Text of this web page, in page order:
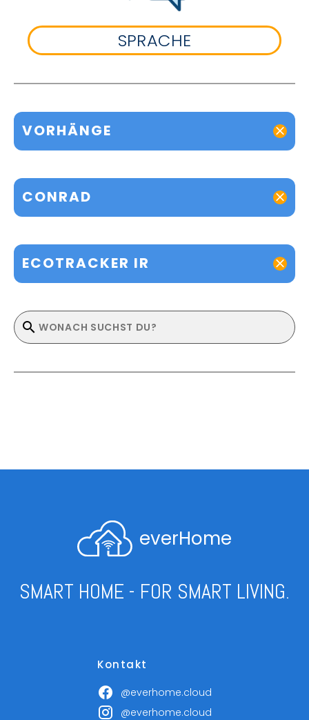
SPRACHE
VORHÄNGE
CONRAD
ECOTRACKER IR
everHome
SMART HOME - FOR SMART LIVING.
Kontakt
@everhome.cloud
@everhome.cloud